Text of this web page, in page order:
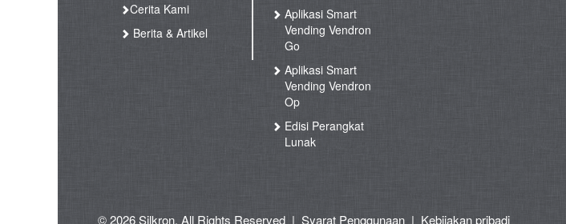
Cerita Kami
Berita & Artikel
Aplikasi Smart
Vending Vendron
Go
Aplikasi Smart
Vending Vendron
Op
Edisi Perangkat
Lunak
© 2026 Silkron. All Rights Reserved | Syarat Penggunaan | Kebijakan pribadi